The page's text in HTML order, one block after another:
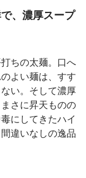
、濃厚スープ
ちの太麺。口へ
よい麺は、すす
い。そして濃厚
さに昇天ものの
にしてきたハイ
違いなしの逸品